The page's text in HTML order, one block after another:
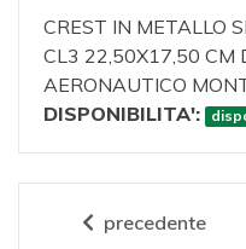
CREST IN METALLO
CL3 22,50X17,50 CM
AERONAUTICO
DISPONIBILITA':
precedente